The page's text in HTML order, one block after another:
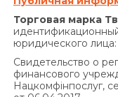
годовых на
платежей,
нарушение
основании
половины
Торговая марка
юридического
Свидетельство о
финансового
Нацкомфінпослуг,